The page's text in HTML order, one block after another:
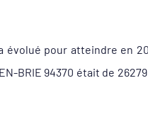
évolué pour atteindre en
BRIE 94370 était de